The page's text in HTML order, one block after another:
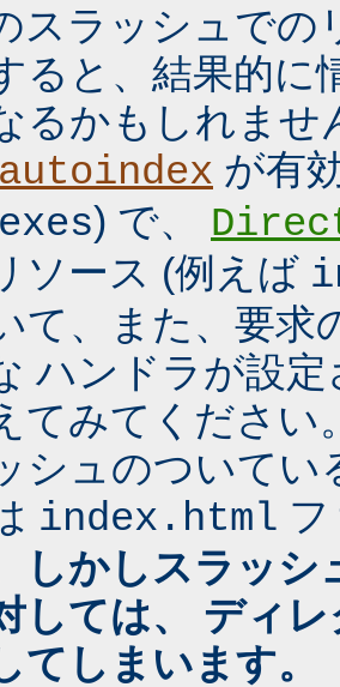
スラッシュでの
ると、結果的に
るかもしれませ
が有
) で、
ソース (例えば
て、また、要求
ハンドラが設
てみてください
シュのついてい
index.html
しかしスラッシ
しては、 ディ
てしまいます。